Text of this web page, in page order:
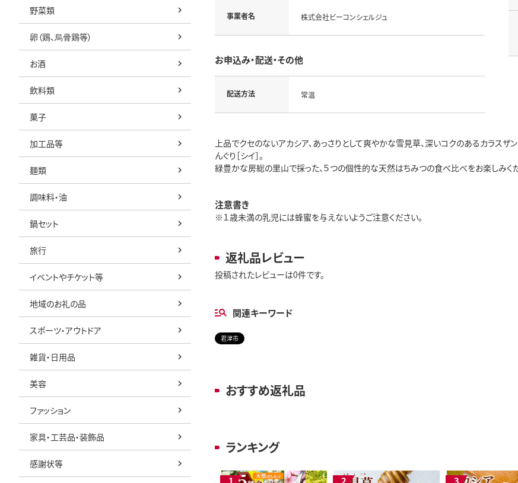
野菜類
卵（鶏、烏骨鶏等）
お酒
飲料類
菓子
加工品等
麺類
調味料・油
鍋セット
旅行
イベントやチケット等
地域のお礼の品
スポーツ・アウトドア
雑貨・日用品
美容
ファッション
家具・工芸品・装飾品
感謝状等
事業者名 株式会社ビーコンシェルジュ
お申込み・配送・その他
配送方法 常温
上品でクセのないアカシア、あっさりとして爽やかな雪見草、深いコクのあるカラス
んぐり［シイ］。
緑豊かな房総の里山で採った、５つの個性的な天然はちみつの食べ比べをお楽しみくだ
注意書き
※１歳未満の乳児には蜂蜜を与えないようご注意ください。
返礼品レビュー
投稿されたレビューは0件です。
関連キーワード
君津市
おすすめ返礼品
ランキング